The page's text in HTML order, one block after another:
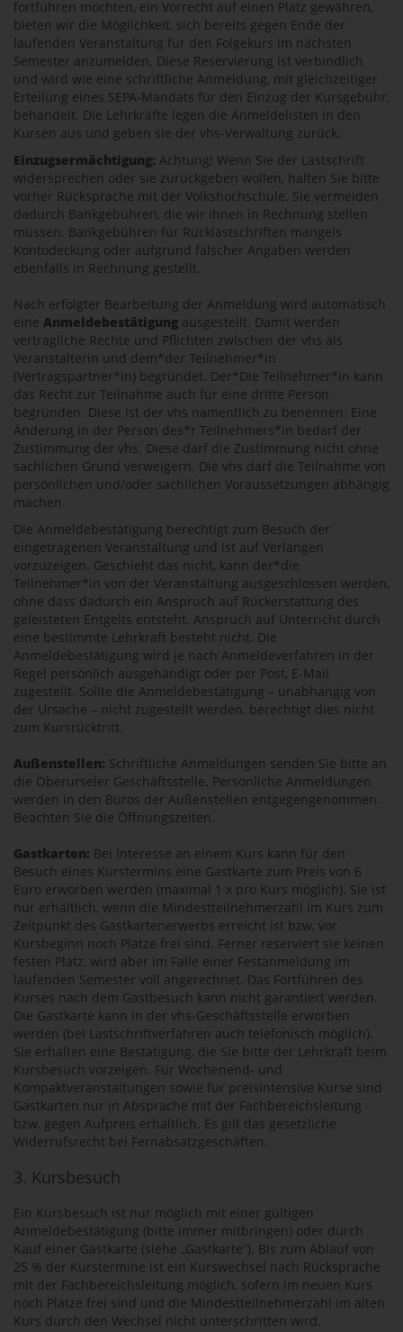
fortführen möchten, ein Vorrecht auf einen Platz gewähren,
bieten wir die Möglichkeit, sich bereits gegen Ende der
laufenden Veranstaltung für den Folgekurs im nächsten
Semester anzumelden. Diese Reservierung ist verbindlich
und wird wie eine schriftliche Anmeldung, mit gleichzeitiger
Erteilung eines SEPA-Mandats für den Einzug der Kursgebühr,
behandelt. Die Lehrkräfte legen die Anmeldelisten in den
Kursen aus und geben sie der vhs-Verwaltung zurück.
Einzugsermächtigung: Achtung! Wenn Sie der Lastschrift
widersprechen oder sie zurückgeben wollen, halten Sie bitte
vorher Rücksprache mit der Volkshochschule. Sie vermeiden
dadurch Bankgebühren, die wir Ihnen in Rechnung stellen
müssen. Bankgebühren für Rücklastschriften mangels
Kontodeckung oder aufgrund falscher Angaben werden
ebenfalls in Rechnung gestellt.
Nach erfolgter Bearbeitung der Anmeldung wird automatisch
eine Anmeldebestätigung ausgestellt. Damit werden
vertragliche Rechte und Pflichten zwischen der vhs als
Veranstalterin und dem*der Teilnehmer*in
(Vertragspartner*in) begründet. Der*Die Teilnehmer*in kann
das Recht zur Teilnahme auch für eine dritte Person
begründen. Diese ist der vhs namentlich zu benennen. Eine
Änderung in der Person des*r Teilnehmers*in bedarf der
Zustimmung der vhs. Diese darf die Zustimmung nicht ohne
sachlichen Grund verweigern. Die vhs darf die Teilnahme von
persönlichen und/oder sachlichen Voraussetzungen abhängig
machen.
Die Anmeldebestätigung berechtigt zum Besuch der
eingetragenen Veranstaltung und ist auf Verlangen
vorzuzeigen. Geschieht das nicht, kann der*die
Teilnehmer*in von der Veranstaltung ausgeschlossen werden,
ohne dass dadurch ein Anspruch auf Rückerstattung des
geleisteten Entgelts entsteht. Anspruch auf Unterricht durch
eine bestimmte Lehrkraft besteht nicht. Die
Anmeldebestätigung wird je nach Anmeldeverfahren in der
Regel persönlich ausgehändigt oder per Post, E-Mail
zugestellt. Sollte die Anmeldebestätigung – unabhängig von
der Ursache – nicht zugestellt werden, berechtigt dies nicht
zum Kursrücktritt.
Außenstellen: Schriftliche Anmeldungen senden Sie bitte an
die Oberurseler Geschäftsstelle. Persönliche Anmeldungen
werden in den Büros der Außenstellen entgegengenommen.
Beachten Sie die Öffnungszeiten.
Gastkarten: Bei Interesse an einem Kurs kann für den
Besuch eines Kurstermins eine Gastkarte zum Preis von 6
Euro erworben werden (maximal 1 x pro Kurs möglich). Sie ist
nur erhältlich, wenn die Mindestteilnehmerzahl im Kurs zum
Zeitpunkt des Gastkartenerwerbs erreicht ist bzw. vor
Kursbeginn noch Plätze frei sind. Ferner reserviert sie keinen
festen Platz, wird aber im Falle einer Festanmeldung im
laufenden Semester voll angerechnet. Das Fortführen des
Kurses nach dem Gastbesuch kann nicht garantiert werden.
Die Gastkarte kann in der vhs-Geschäftsstelle erworben
werden (bei Lastschriftverfahren auch telefonisch möglich).
Sie erhalten eine Bestätigung, die Sie bitte der Lehrkraft beim
Kursbesuch vorzeigen. Für Wochenend- und
Kompaktveranstaltungen sowie für preisintensive Kurse sind
Gastkarten nur in Absprache mit der Fachbereichsleitung
bzw. gegen Aufpreis erhältlich. Es gilt das gesetzliche
Widerrufsrecht bei Fernabsatzgeschäften.
3. Kursbesuch
Ein Kursbesuch ist nur möglich mit einer gültigen
Anmeldebestätigung (bitte immer mitbringen) oder durch
Kauf einer Gastkarte (siehe „Gastkarte“). Bis zum Ablauf von
25 % der Kurstermine ist ein Kurswechsel nach Rücksprache
mit der Fachbereichsleitung möglich, sofern im neuen Kurs
noch Plätze frei sind und die Mindestteilnehmerzahl im alten
Kurs durch den Wechsel nicht unterschritten wird.